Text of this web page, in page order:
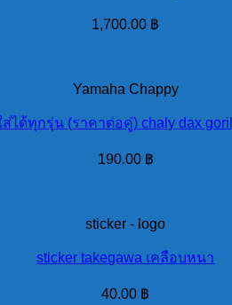
1,700.00 ฿
Yamaha Chappy
ส่ได้ทุกรุ่น (ราคาต่อคู่) chaly dax
190.00 ฿
sticker - logo
sticker takegawa เคลือบหนา
40.00 ฿